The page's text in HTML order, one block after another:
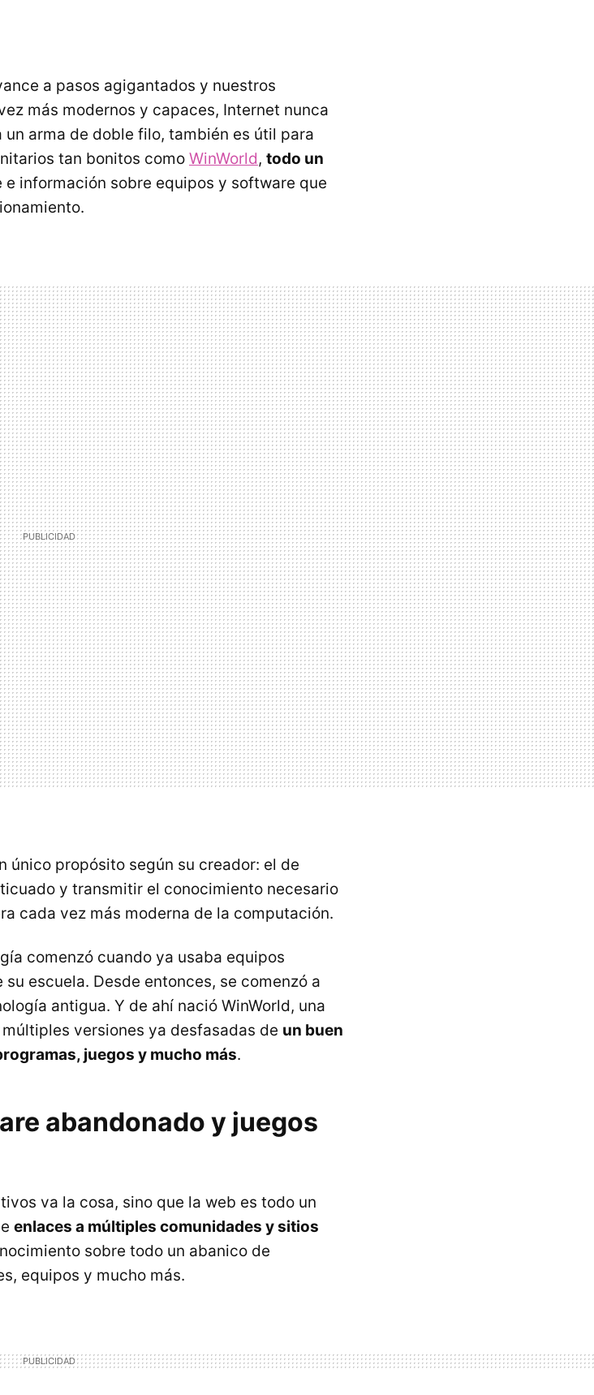
a pasos agigantados y nuestros
más modernos y capaces, Internet nunca
arma de doble filo, también es útil para
tan bonitos como WinWorld, todo un
e información sobre equipos y software que
único propósito según su creador: el de
y transmitir el conocimiento necesario
cada vez más moderna de la computación.
comenzó cuando ya usaba equipos
escuela. Desde entonces, se comenzó a
antigua. Y de ahí nació WinWorld, una
versiones ya desfasadas de un buen
juegos y mucho más.
abandonado y juegos
va la cosa, sino que la web es todo un
enlaces a múltiples comunidades y sitios
sobre todo un abanico de
equipos y mucho más.